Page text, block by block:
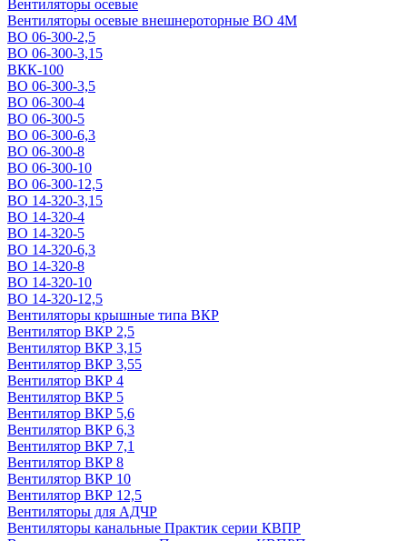
Вентиляторы осевые
Вентиляторы осевые внешнероторные ВО 4М
ВО 06-300-2,5
ВО 06-300-3,15
ВКК-100
ВО 06-300-3,5
ВО 06-300-4
ВО 06-300-5
ВО 06-300-6,3
ВО 06-300-8
ВО 06-300-10
ВО 06-300-12,5
ВО 14-320-3,15
ВО 14-320-4
ВО 14-320-5
ВО 14-320-6,3
ВО 14-320-8
ВО 14-320-10
ВО 14-320-12,5
Вентиляторы крышные типа ВКР
Вентилятор ВКР 2,5
Вентилятор ВКР 3,15
Вентилятор ВКР 3,55
Вентилятор ВКР 4
Вентилятор ВКР 5
Вентилятор ВКР 5,6
Вентилятор ВКР 6,3
Вентилятор ВКР 7,1
Вентилятор ВКР 8
Вентилятор ВКР 10
Вентилятор ВКР 12,5
Вентиляторы для АДЧР
Вентиляторы канальные Практик серии КВПР